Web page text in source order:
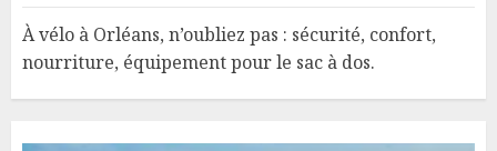
À vélo à Orléans, n’oubliez pas : sécurité, confort,
nourriture, équipement pour le sac à dos.